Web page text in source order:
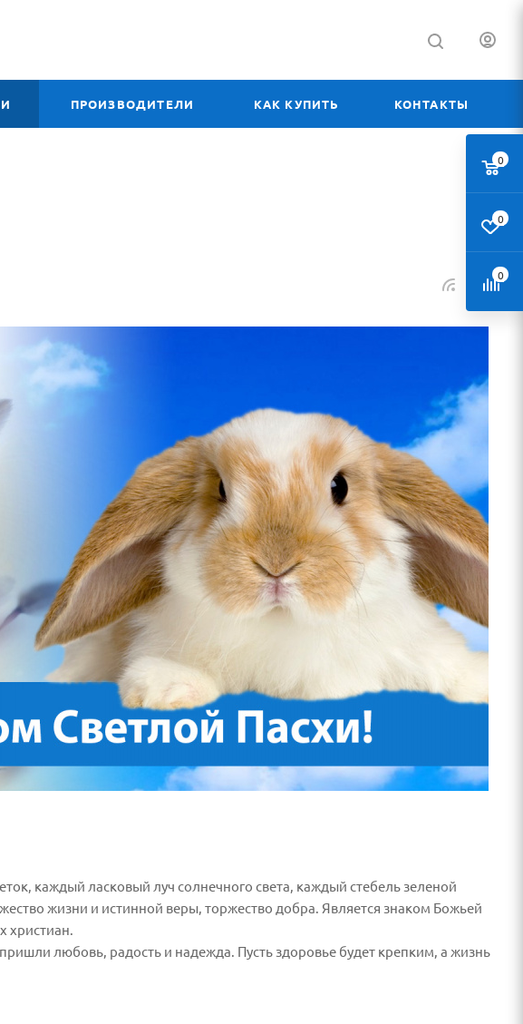
ПРОИЗВОДИТЕЛИ КАК КУПИТЬ КОНТАКТЫ
каждый ласковый луч солнечного света, каждый стебель зеленой
жизни и истинной веры, торжество добра. Является знаком Божьей
христиан.
любовь, радость и надежда. Пусть здоровье будет крепким, а жизнь
0
0
0